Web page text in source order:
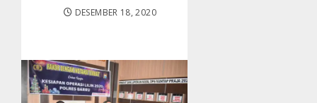
DESEMBER 18, 2020